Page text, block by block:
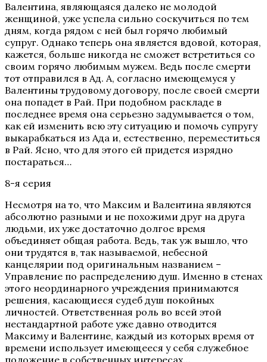
Валентина, являющаяся далеко не молодой
женщиной, уже успела сильно соскучиться по тем
дням, когда рядом с ней был горячо любимый
супруг. Однако теперь она является вдовой, которая,
кажется, больше никогда не сможет встретиться со
своим горячо любимым мужем. Ведь после смерти
тот отправился в Ад. А, согласно имеющемуся у
Валентины трудовому договору, после своей смерти
она попадет в Рай. При подобном раскладе в
последнее время она серьезно задумывается о том,
как ей изменить всю эту ситуацию и помочь супругу
выкарабкаться из Ада и, естественно, переместиться
в Рай. Ясно, что для этого ей придется изрядно
постараться…
8-я серия
Несмотря на то, что Максим и Валентина являются
абсолютно разными и не похожими друг на друга
людьми, их уже достаточно долгое время
объединяет общая работа. Ведь, так уж вышло, что
они трудятся в, так называемой, небесной
канцелярии под оригинальным названием –
Управление по распределению душ. Именно в стенах
этого неординарного учреждения принимаются
решения, касающиеся судеб душ покойных
личностей. Ответственная роль во всей этой
нестандартной работе уже давно отводится
Максиму и Валентине, каждый из которых время от
времени использует имеющееся у себя служебное
положение в собственных интересах…